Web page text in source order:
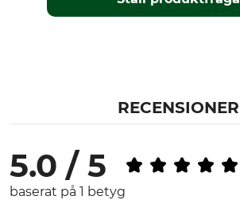
RECENSIONER
5.0 / 5
baserat på 1 betyg